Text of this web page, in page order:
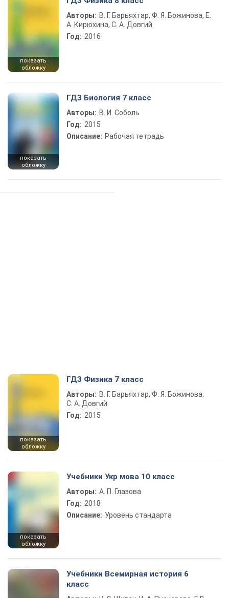
показать
обложку
Авторы: В. Г. Барьяхтар, Ф. Я. Божинова, Е.
А. Кирюхина, С. А. Довгий
Год: 2016
показать
обложку
ГДЗ Биология 7 класс
Авторы: В. И. Соболь
Год: 2015
Описание: Рабочая тетрадь
показать
обложку
ГДЗ Физика 7 класс
Авторы: В. Г. Барьяхтар, Ф. Я. Божинова,
С. А. Довгий
Год: 2015
показать
обложку
Учебники Укр мова 10 класс
Авторы: А. П. Глазова
Год: 2018
Описание: Уровень стандарта
Учебники Всемирная история 6
класс